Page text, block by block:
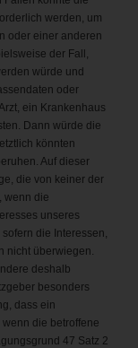
werden, um
oder einer anderen
der Fall,
würde und
oder
ein Krankenhaus
Dann würde die
könnten
Auf dieser
die von keiner der
wenn die
unseres
die Interessen,
nicht überwiegen.
deshalb
besonders
dass ein
die betroffene
47 Satz 2